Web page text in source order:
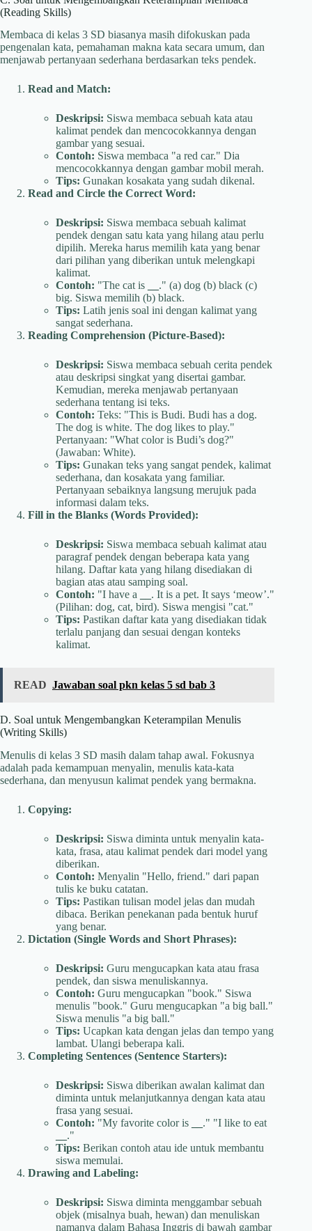
(Reading Skills)
Membaca di kelas 3 SD biasanya masih difokuskan pada
pengenalan kata, pemahaman makna kata secara umum, dan
menjawab pertanyaan sederhana berdasarkan teks pendek.
Read and Match:
Deskripsi: Siswa membaca sebuah kata atau
kalimat pendek dan mencocokkannya dengan
gambar yang sesuai.
Contoh: Siswa membaca "a red car." Dia
mencocokkannya dengan gambar mobil merah.
Tips: Gunakan kosakata yang sudah dikenal.
Read and Circle the Correct Word:
Deskripsi: Siswa membaca sebuah kalimat
pendek dengan satu kata yang hilang atau perlu
dipilih. Mereka harus memilih kata yang benar
dari pilihan yang diberikan untuk melengkapi
kalimat.
Contoh: "The cat is
." (a) dog (b) black (c)
big. Siswa memilih (b) black.
Tips: Latih jenis soal ini dengan kalimat yang
sangat sederhana.
Reading Comprehension (Picture-Based):
Deskripsi: Siswa membaca sebuah cerita pendek
atau deskripsi singkat yang disertai gambar.
Kemudian, mereka menjawab pertanyaan
sederhana tentang isi teks.
Contoh: Teks: "This is Budi. Budi has a dog.
The dog is white. The dog likes to play."
Pertanyaan: "What color is Budi’s dog?"
(Jawaban: White).
Tips: Gunakan teks yang sangat pendek, kalimat
sederhana, dan kosakata yang familiar.
Pertanyaan sebaiknya langsung merujuk pada
informasi dalam teks.
Fill in the Blanks (Words Provided):
Deskripsi: Siswa membaca sebuah kalimat atau
paragraf pendek dengan beberapa kata yang
hilang. Daftar kata yang hilang disediakan di
bagian atas atau samping soal.
Contoh: "I have a
. It is a pet. It says ‘meow’."
(Pilihan: dog, cat, bird). Siswa mengisi "cat."
Tips: Pastikan daftar kata yang disediakan tidak
terlalu panjang dan sesuai dengan konteks
kalimat.
READ Jawaban soal pkn kelas 5 sd bab 3
D. Soal untuk Mengembangkan Keterampilan Menulis
(Writing Skills)
Menulis di kelas 3 SD masih dalam tahap awal. Fokusnya
adalah pada kemampuan menyalin, menulis kata-kata
sederhana, dan menyusun kalimat pendek yang bermakna.
Copying:
Deskripsi: Siswa diminta untuk menyalin kata-
kata, frasa, atau kalimat pendek dari model yang
diberikan.
Contoh: Menyalin "Hello, friend." dari papan
tulis ke buku catatan.
Tips: Pastikan tulisan model jelas dan mudah
dibaca. Berikan penekanan pada bentuk huruf
yang benar.
Dictation (Single Words and Short Phrases):
Deskripsi: Guru mengucapkan kata atau frasa
pendek, dan siswa menuliskannya.
Contoh: Guru mengucapkan "book." Siswa
menulis "book." Guru mengucapkan "a big ball."
Siswa menulis "a big ball."
Tips: Ucapkan kata dengan jelas dan tempo yang
lambat. Ulangi beberapa kali.
Completing Sentences (Sentence Starters):
Deskripsi: Siswa diberikan awalan kalimat dan
diminta untuk melanjutkannya dengan kata atau
frasa yang sesuai.
Contoh: "My favorite color is
." "I like to eat
."
Tips: Berikan contoh atau ide untuk membantu
siswa memulai.
Drawing and Labeling:
Deskripsi: Siswa diminta menggambar sebuah
objek (misalnya buah, hewan) dan menuliskan
namanya dalam Bahasa Inggris di bawah gambar